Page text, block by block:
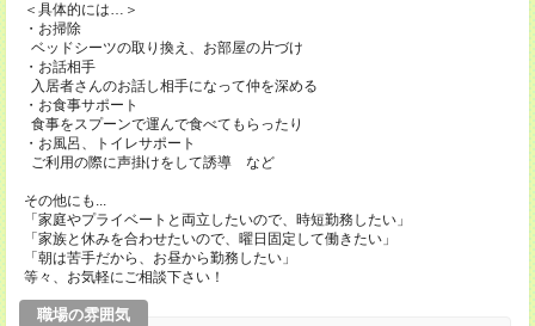
＜具体的には…＞
・お掃除
ベッドシーツの取り換え、お部屋の片づけ
・お話相手
入居者さんのお話し相手になって仲を深める
・お食事サポート
食事をスプーンで運んで食べてもらったり
・お風呂、トイレサポート
ご利用の際に声掛けをして誘導 など
その他にも...
「家庭やプライベートと両立したいので、時短勤務したい」
「家族と休みを合わせたいので、曜日固定して働きたい」
「朝は苦手だから、お昼から勤務したい」
等々、お気軽にご相談下さい！
職場の雰囲気